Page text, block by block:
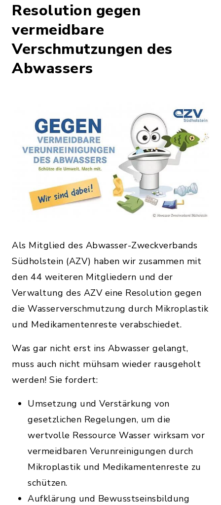
Resolution gegen
vermeidbare
Verschmutzungen des
Abwassers
Als Mitglied des Abwasser-Zweckverbands
Südholstein (AZV) haben wir zusammen mit
den 44 weiteren Mitgliedern und der
Verwaltung des AZV eine Resolution gegen
die Wasserverschmutzung durch Mikroplastik
und Medikamentenreste verabschiedet.
Was gar nicht erst ins Abwasser gelangt,
muss auch nicht mühsam wieder rausgeholt
werden! Sie fordert:
Umsetzung und Verstärkung von
gesetzlichen Regelungen, um die
wertvolle Ressource Wasser wirksam vor
vermeidbaren Verunreinigungen durch
Mikroplastik und Medikamentenreste zu
schützen.
Aufklärung und Bewusstseinsbildung